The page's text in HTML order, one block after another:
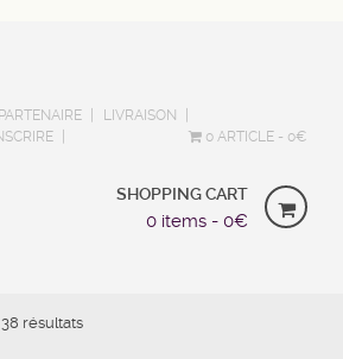
LIVRAISON
0 ARTICLE 0€
SHOPPING CART
0 items - 0€
résultats